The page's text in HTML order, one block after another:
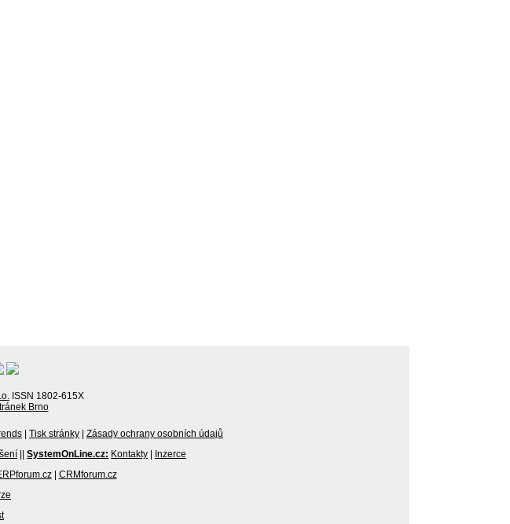
ISSN 1802-615X
Brno
| Tisk stránky | Zásady ochrany osobních údajů
|| SystemOnLine.cz: Kontakty | Inzerce
| CRMforum.cz